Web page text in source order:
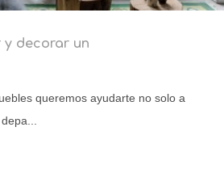
y decorar un
queremos ayudarte no solo a